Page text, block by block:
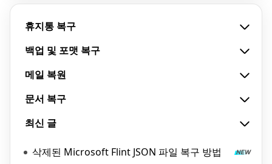
휴지통 복구
백업 및 포맷 복구
메일 복원
문서 복구
최신 글
삭제된 Microsoft Flint JSON 파일 복구 방법